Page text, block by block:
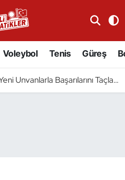
Voleybol Tenis Güreş
Unvanlarla Başarılarını Taçlandırdı